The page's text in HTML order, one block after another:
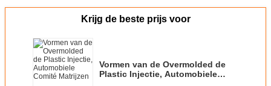
Krijg de beste prijs voor
Vormen van de Overmolded de
Plastic Injectie, Automobiele